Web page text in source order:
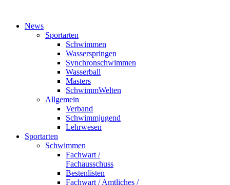
News
Sportarten
Schwimmen
Wasserspringen
Synchronschwimmen
Wasserball
Masters
SchwimmWelten
Allgemein
Verband
Schwimmjugend
Lehrwesen
Sportarten
Schwimmen
Fachwart /
Fachausschuss
Bestenlisten
Fachwart / Amtliches /